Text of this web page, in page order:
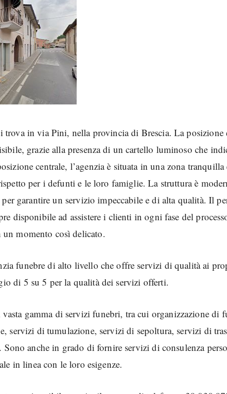
trova in via Pini, nella provincia di Brescia. La posizione
grazie alla presenza di un cartello luminoso che
centrale, l’agenzia è situata in una zona tranquilla
per i defunti e le loro famiglie. La struttura è
garantire un servizio impeccabile e di alta qualità. Il
disponibile ad assistere i clienti in ogni fase del
momento così delicato.
funebre di alto livello che offre servizi di qualità ai
di 5 su 5 per la qualità dei servizi offerti.
gamma di servizi funebri, tra cui organizzazione di
servizi di tumulazione, servizi di sepoltura, servizi di
anche in grado di fornire servizi di consulenza
in linea con le loro esigenze.